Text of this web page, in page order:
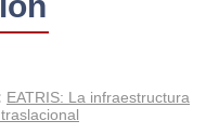
EATRIS: La infraestructura